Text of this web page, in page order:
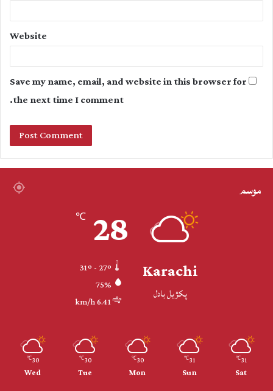
Website
Save my name, email, and website in this browser for
the next time I comment.
موسم
Karachi
پکڙيل بادل
28
℃
75%
6.41 km/h
31
℃
Sat
31
℃
Sun
30
℃
Mon
30
℃
Tue
30
℃
Wed